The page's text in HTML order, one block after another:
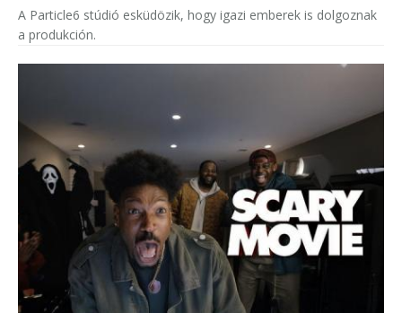
A Particle6 stúdió esküdözik, hogy igazi emberek is dolgoznak
a produkción.